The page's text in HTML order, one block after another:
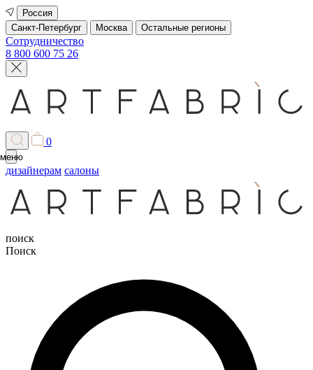
Россия
Санкт-Петербург
Москва Остальные регионы
Сотрудничество
8 800 600 75 26
0
меню
дизайнерам салоны
поиск
Поиск